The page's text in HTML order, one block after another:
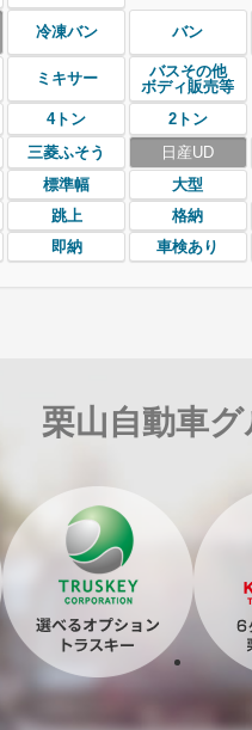
冷凍バン バン
ミキサー
バスその他
ボディ販売等
4トン
2トン
三菱ふそう 日産UD
標準幅
大型
跳上 格納
即納 車検あり
栗山自動車